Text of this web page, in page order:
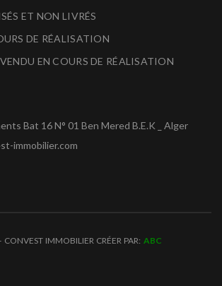
ET NON LIVRÉS
DE RÉALISATION
EN COURS DE RÉALISATION
Bat 16 N° 01 Ben Mered B.E.K _ Alger
immobilier.com
IMMOBILIER CRÉER PAR: ABC